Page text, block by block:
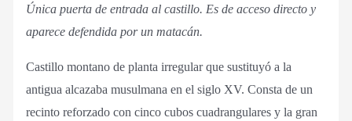
Única puerta de entrada al castillo. Es de acceso directo y
aparece defendida por un matacán.
Castillo montano de planta irregular que sustituyó a la
antigua alcazaba musulmana en el siglo XV. Consta de un
recinto reforzado con cinco cubos cuadrangulares y la gran